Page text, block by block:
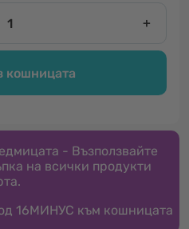
+
кошницата
- Възползвайте
на всички продукти
16МИНУС към кошницата